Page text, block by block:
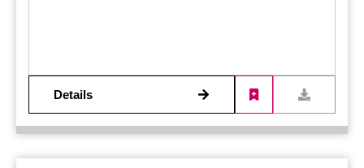
Details